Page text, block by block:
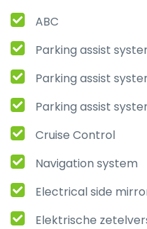
ABC
Parking assist
Parking assist
Parking assist
Cruise Control
Navigation system
Electrical side
Elektrische